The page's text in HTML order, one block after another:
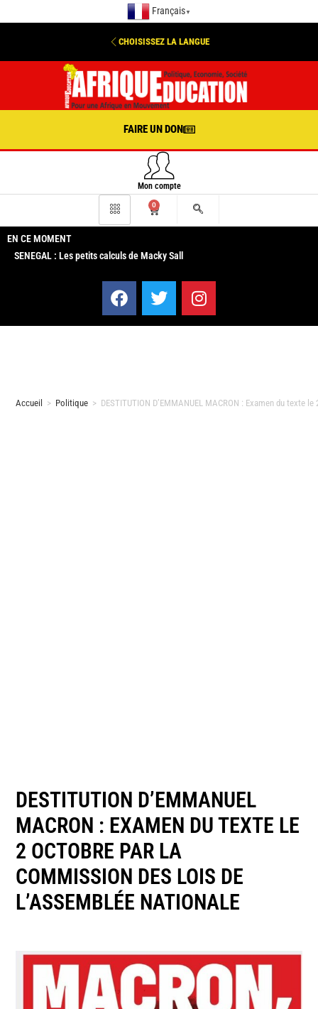
Français ▼
CHOISISSEZ LA LANGUE
FAIRE UN DON
Mon compte
0
EN CE MOMENT
SENEGAL : Les petits calculs de Macky Sall
Accueil > Politique > DESTITUTION D’EMMANUEL MACRON : Examen du
DESTITUTION D’EMMANUEL
MACRON : EXAMEN DU TEXTE LE
2 OCTOBRE PAR LA
COMMISSION DES LOIS DE
L’ASSEMBLÉE NATIONALE